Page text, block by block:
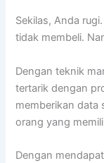
Sekilas, Anda
tidak membeli.
Dengan teknik
tertarik dengan
memberikan data
orang yang
Dengan